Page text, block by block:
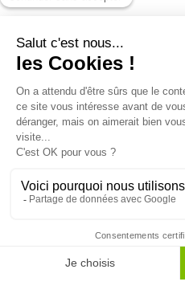
Référenceur
Roquez 56/2
4845 Sart-Lez-Spa
Belgique(Liège)
087 84 40 10